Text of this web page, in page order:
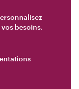
besoins.